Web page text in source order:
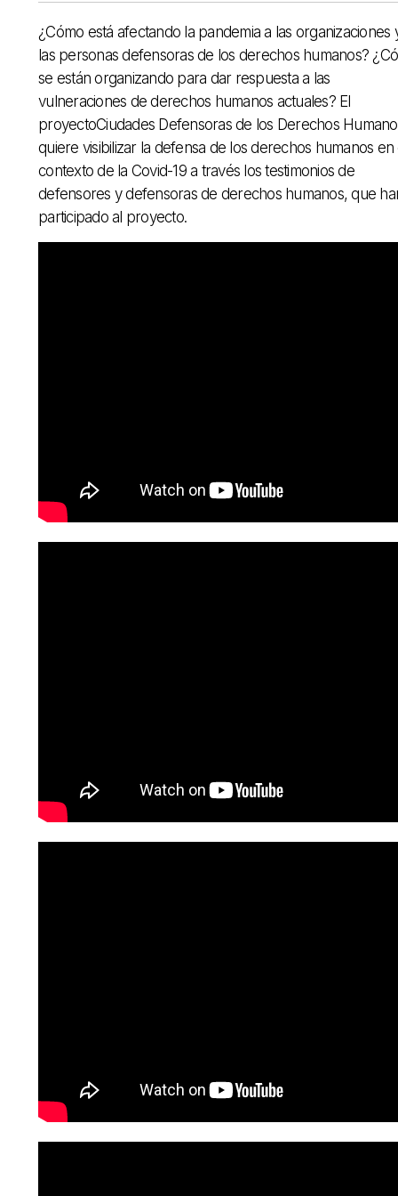
¿Cómo está afectando la pandemia a las organizaciones
las personas defensoras de los derechos humanos?
se están organizando para dar respuesta a las
vulneraciones de derechos humanos actuales? El
proyectoCiudades Defensoras de los Derechos
quiere visibilizar la defensa de los derechos humanos en
contexto de la Covid-19 a través los testimonios de
defensores y defensoras de derechos humanos, que
participado al proyecto.